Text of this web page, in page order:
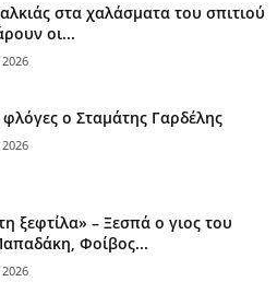
στα χαλάσματα του σπιτιού
οι...
φλόγες ο Σταμάτης Γαρδέλης
ξεφτίλα» – Ξεσπά ο γιος του
Φοίβος...